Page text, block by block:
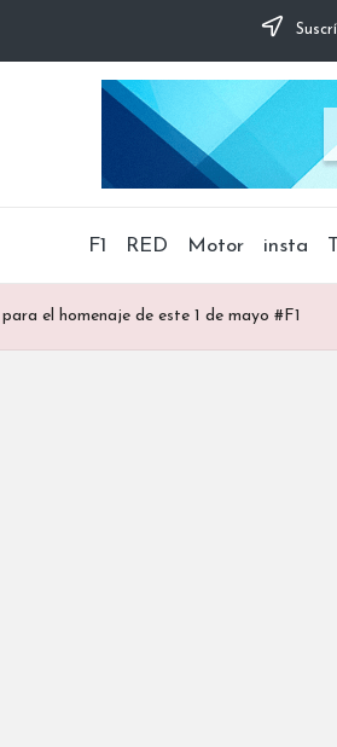
F1 RED Motor insta
el homenaje de este 1 de mayo #F1